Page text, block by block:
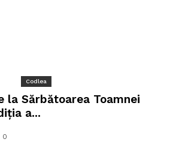
Codlea
la Sărbătoarea Toamnei
a...
0